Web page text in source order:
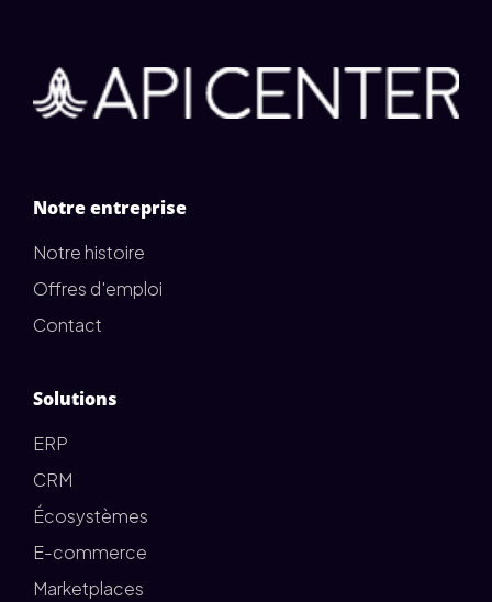
Notre entreprise
Notre histoire
Offres d'emploi
Contact
Solutions
ERP
CRM
Écosystèmes
E-commerce
Marketplaces